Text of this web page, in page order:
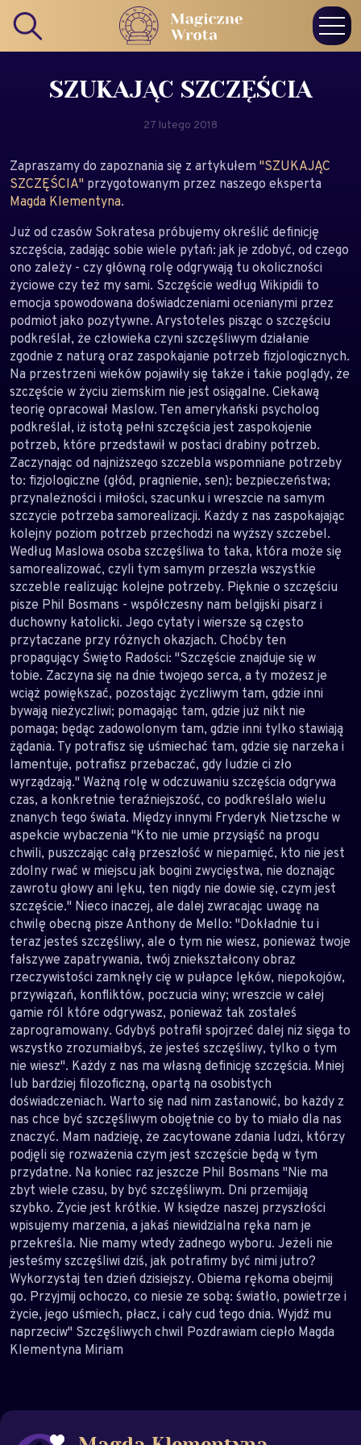
SZUKAJĄC SZCZĘŚCIA
27 lutego 2018
Zapraszamy do zapoznania się z artykułem "SZUKAJĄC
SZCZĘŚCIA" przygotowanym przez naszego eksperta
Magda Klementyna.
Już od czasów Sokratesa próbujemy określić definicję
szczęścia, zadając sobie wiele pytań: jak je zdobyć, od czego
ono zależy - czy główną rolę odgrywają tu okoliczności
życiowe czy też my sami. Szczęście według Wikipidii to
emocja spowodowana doświadczeniami ocenianymi przez
podmiot jako pozytywne. Arystoteles pisząc o szczęściu
podkreślał, że człowieka czyni szczęśliwym działanie
zgodnie z naturą oraz zaspokajanie potrzeb fizjologicznych.
Na przestrzeni wieków pojawiły się także i takie poglądy, że
szczęście w życiu ziemskim nie jest osiągalne. Ciekawą
teorię opracował Maslow. Ten amerykański psycholog
podkreślał, iż istotą pełni szczęścia jest zaspokojenie
potrzeb, które przedstawił w postaci drabiny potrzeb.
Zaczynając od najniższego szczebla wspomniane potrzeby
to: fizjologiczne (głód, pragnienie, sen); bezpieczeństwa;
przynależności i miłości, szacunku i wreszcie na samym
szczycie potrzeba samorealizacji. Każdy z nas zaspokajając
kolejny poziom potrzeb przechodzi na wyższy szczebel.
Według Maslowa osoba szczęśliwa to taka, która może się
samorealizować, czyli tym samym przeszła wszystkie
szczeble realizując kolejne potrzeby. Pięknie o szczęściu
pisze Phil Bosmans - współczesny nam belgijski pisarz i
duchowny katolicki. Jego cytaty i wiersze są często
przytaczane przy różnych okazjach. Choćby ten
propagujący Święto Radości: "Szczęście znajduje się w
tobie. Zaczyna się na dnie twojego serca, a ty możesz je
wciąż powiększać, pozostając życzliwym tam, gdzie inni
bywają nieżyczliwi; pomagając tam, gdzie już nikt nie
pomaga; będąc zadowolonym tam, gdzie inni tylko stawiają
żądania. Ty potrafisz się uśmiechać tam, gdzie się narzeka i
lamentuje, potrafisz przebaczać, gdy ludzie ci zło
wyrządzają." Ważną rolę w odczuwaniu szczęścia odgrywa
czas, a konkretnie teraźniejszość, co podkreślało wielu
znanych tego świata. Między innymi Fryderyk Nietzsche w
aspekcie wybaczenia "Kto nie umie przysiąść na progu
chwili, puszczając całą przeszłość w niepamięć, kto nie jest
zdolny rwać w miejscu jak bogini zwycięstwa, nie doznając
zawrotu głowy ani lęku, ten nigdy nie dowie się, czym jest
szczęście." Nieco inaczej, ale dalej zwracając uwagę na
chwilę obecną pisze Anthony de Mello: "Dokładnie tu i
teraz jesteś szczęśliwy, ale o tym nie wiesz, ponieważ twoje
fałszywe zapatrywania, twój zniekształcony obraz
rzeczywistości zamknęły cię w pułapce lęków, niepokojów,
przywiązań, konfliktów, poczucia winy; wreszcie w całej
gamie ról które odgrywasz, ponieważ tak zostałeś
zaprogramowany. Gdybyś potrafił spojrzeć dalej niż sięga to
wszystko zrozumiałbyś, że jesteś szczęśliwy, tylko o tym
nie wiesz". Każdy z nas ma własną definicję szczęścia. Mniej
lub bardziej filozoficzną, opartą na osobistych
doświadczeniach. Warto się nad nim zastanowić, bo każdy z
nas chce być szczęśliwym obojętnie co by to miało dla nas
znaczyć. Mam nadzieję, że zacytowane zdania ludzi, którzy
podjęli się rozważenia czym jest szczęście będą w tym
przydatne. Na koniec raz jeszcze Phil Bosmans "Nie ma
zbyt wiele czasu, by być szczęśliwym. Dni przemijają
szybko. Życie jest krótkie. W księdze naszej przyszłości
wpisujemy marzenia, a jakaś niewidzialna ręka nam je
przekreśla. Nie mamy wtedy żadnego wyboru. Jeżeli nie
jesteśmy szczęśliwi dziś, jak potrafimy być nimi jutro?
Wykorzystaj ten dzień dzisiejszy. Obiema rękoma obejmij
go. Przyjmij ochoczo, co niesie ze sobą: światło, powietrze i
życie, jego uśmiech, płacz, i cały cud tego dnia. Wyjdź mu
naprzeciw" Szczęśliwych chwil Pozdrawiam ciepło Magda
Klementyna Miriam